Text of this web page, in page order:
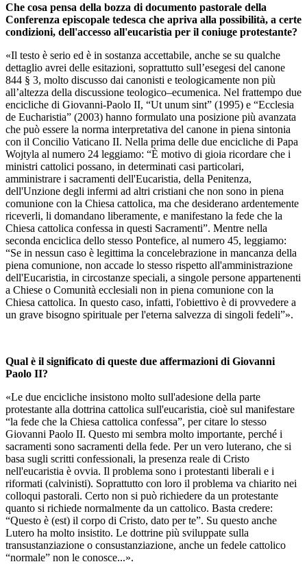
Che cosa pensa della bozza di documento pastorale della
Conferenza episcopale tedesca che apriva alla possibilità, a certe
condizioni, dell'accesso all'eucaristia per il coniuge protestante?
«Il testo è serio ed è in sostanza accettabile, anche se su qualche
dettaglio avrei delle esitazioni, soprattutto sull’esegesi del canone
844 § 3, molto discusso dai canonisti e teologicamente non più
all’altezza della discussione teologico–ecumenica. Nel frattempo due
encicliche di Giovanni-Paolo II, “Ut unum sint” (1995) e “Ecclesia
de Eucharistiaˮ (2003) hanno formulato una posizione più avanzata
che può essere la norma interpretativa del canone in piena sintonia
con il Concilio Vaticano II. Nella prima delle due encicliche di Papa
Wojtyla al numero 24 leggiamo: “È motivo di gioia ricordare che i
ministri cattolici possano, in determinati casi particolari,
amministrare i sacramenti dell'Eucaristia, della Penitenza,
dell'Unzione degli infermi ad altri cristiani che non sono in piena
comunione con la Chiesa cattolica, ma che desiderano ardentemente
riceverli, li domandano liberamente, e manifestano la fede che la
Chiesa cattolica confessa in questi Sacramentiˮ. Mentre nella
seconda enciclica dello stesso Pontefice, al numero 45, leggiamo:
“Se in nessun caso è legittima la concelebrazione in mancanza della
piena comunione, non accade lo stesso rispetto all'amministrazione
dell'Eucaristia, in circostanze speciali, a singole persone appartenenti
a Chiese o Comunità ecclesiali non in piena comunione con la
Chiesa cattolica. In questo caso, infatti, l'obiettivo è di provvedere a
un grave bisogno spirituale per l'eterna salvezza di singoli fedeliˮ».
Qual è il significato di queste due affermazioni di Giovanni
Paolo II?
«Le due encicliche insistono molto sull'adesione della parte
protestante alla dottrina cattolica sull'eucaristia, cioè sul manifestare
“la fede che la Chiesa cattolica confessaˮ, per citare lo stesso
Giovanni Paolo II. Questo mi sembra molto importante, perché i
sacramenti sono sacramenti della fede. Per un vero luterano, che si
basa sugli scritti confessionali, la presenza reale di Cristo
nell'eucaristia è ovvia. Il problema sono i protestanti liberali e i
riformati (calvinisti). Soprattutto con loro il problema va chiarito nei
colloqui pastorali. Certo non si può richiedere da un protestante
quanto si richiede normalmente da un cattolico. Basta credere:
“Questo è (est) il corpo di Cristo, dato per te”. Su questo anche
Lutero ha molto insistito. Le dottrine più sviluppate sulla
transustanziazione o consustanziazione, anche un fedele cattolico
“normale” non le conosce...».